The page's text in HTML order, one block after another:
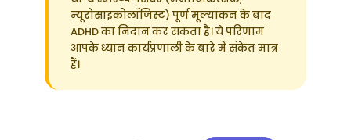
न्यूरोसाइकोलॉजिस्ट) पूर्ण मूल्यांकन के बाद
ADHD का निदान कर सकता है। ये परिणाम
आपके ध्यान कार्यप्रणाली के बारे में संकेत मात्र
हैं।